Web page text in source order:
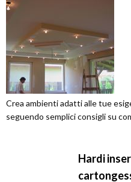
Crea ambienti adatti alle tue
seguendo semplici consigli su
Hardi